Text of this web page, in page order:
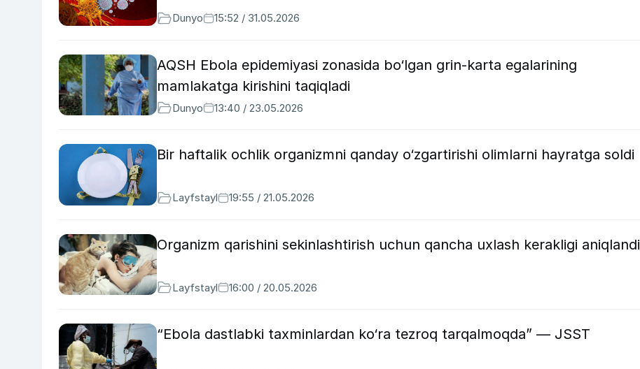
Dunyo 15:52 / 31.05.2026
AQSH Ebola epidemiyasi zonasida bo‘lgan grin-karta egalarining
mamlakatga kirishini taqiqladi
Dunyo 13:40 / 23.05.2026
Bir haftalik ochlik organizmni qanday o‘zgartirishi olimlarni hayratga soldi
Layfstayl 19:55 / 21.05.2026
Organizm qarishini sekinlashtirish uchun qancha uxlash kerakligi aniqlandi
Layfstayl 16:00 / 20.05.2026
“Ebola dastlabki taxminlardan ko‘ra tezroq tarqalmoqda” — JSST